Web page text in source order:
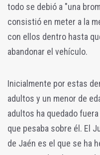
todo se debió a "una
consistió en meter a la
con ellos dentro hasta
abandonar el vehículo.
Inicialmente por estas
adultos y un menor de
adultos ha quedado
que pesaba sobre él. El
de Jaén es el que se ha